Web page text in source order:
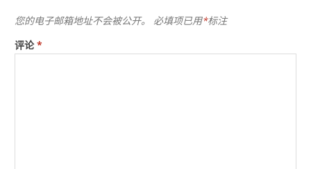
您的电子邮箱地址不会被公开。 必填项已用*标注
评论*